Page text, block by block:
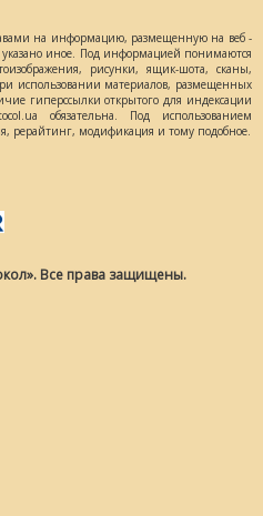
на информацию, размещенную на веб -
указано иное. Под информацией понимаются
рисунки, ящик-шота, сканы,
использовании материалов, размещенных
гиперссылки открытого для индексации
обязательна. Под использованием
рерайтинг, модификация и тому подобное.
Все права защищены.